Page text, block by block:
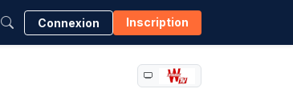
Connexion Inscription